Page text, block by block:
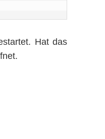
Hat das